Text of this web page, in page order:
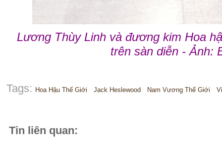
Lương Thùy Linh và đương kim Hoa
trên sàn diễn - Ảnh:
Tags: Hoa Hậu Thế Giới Jack Heslewood Nam Vương Thế Giới
Tin liên quan: